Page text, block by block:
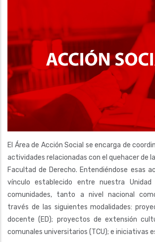
El Área de Acción Social se encarga de
actividades relacionadas con el quehacer de
Facultad de Derecho. Entendiéndose esas
vínculo establecido entre nuestra
comunidades, tanto a nivel nacional
través de las siguientes modalidades:
docente (ED); proyectos de extensión
comunales universitarios (TCU); e iniciativas